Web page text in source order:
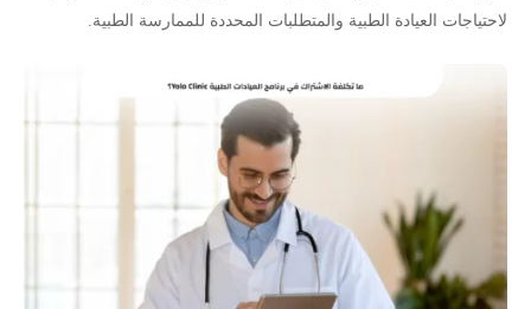
لاحتياجات العيادة الطبية والمتطلبات المحددة للممارسة الطبية.